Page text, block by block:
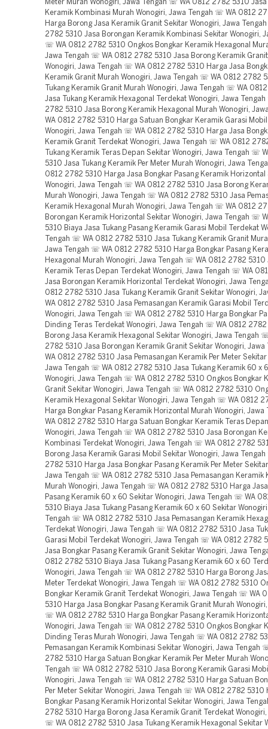
Meter Murah Wonogiri, Jawa Tengah ☏ WA 0812 2782 5310 Jasa
Keramik Kombinasi Murah Wonogiri, Jawa Tengah ☏ WA 0812
Harga Borong Jasa Keramik Granit Sekitar Wonogiri, Jawa
2782 5310 Jasa Borongan Keramik Kombinasi Sekitar Wonogiri,
☏ WA 0812 2782 5310 Ongkos Bongkar Keramik Hexagonal
Jawa Tengah ☏ WA 0812 2782 5310 Jasa Borong Keramik
Wonogiri, Jawa Tengah ☏ WA 0812 2782 5310 Harga Jasa
Keramik Granit Murah Wonogiri, Jawa Tengah ☏ WA 0812 2782
Tukang Keramik Granit Murah Wonogiri, Jawa Tengah ☏ WA
Jasa Tukang Keramik Hexagonal Terdekat Wonogiri, Jawa
2782 5310 Jasa Borong Keramik Hexagonal Murah Wonogiri,
WA 0812 2782 5310 Harga Satuan Bongkar Keramik Garasi
Wonogiri, Jawa Tengah ☏ WA 0812 2782 5310 Harga Jasa
Keramik Granit Terdekat Wonogiri, Jawa Tengah ☏ WA 0812
Tukang Keramik Teras Depan Sekitar Wonogiri, Jawa Tengah ☏
5310 Jasa Tukang Keramik Per Meter Murah Wonogiri, Jawa
0812 2782 5310 Harga Jasa Bongkar Pasang Keramik Horizontal
Wonogiri, Jawa Tengah ☏ WA 0812 2782 5310 Jasa Borong
Murah Wonogiri, Jawa Tengah ☏ WA 0812 2782 5310 Jasa
Keramik Hexagonal Murah Wonogiri, Jawa Tengah ☏ WA 0812
Borongan Keramik Horizontal Sekitar Wonogiri, Jawa Tengah ☏
5310 Biaya Jasa Tukang Pasang Keramik Garasi Mobil Terdekat
Tengah ☏ WA 0812 2782 5310 Jasa Tukang Keramik Granit
Jawa Tengah ☏ WA 0812 2782 5310 Harga Bongkar Pasang
Hexagonal Murah Wonogiri, Jawa Tengah ☏ WA 0812 2782 5310
Keramik Teras Depan Terdekat Wonogiri, Jawa Tengah ☏ WA
Jasa Borongan Keramik Horizontal Terdekat Wonogiri, Jawa
0812 2782 5310 Jasa Tukang Keramik Granit Sekitar Wonogiri,
WA 0812 2782 5310 Jasa Pemasangan Keramik Garasi Mobil
Wonogiri, Jawa Tengah ☏ WA 0812 2782 5310 Harga Bongkar
Dinding Teras Terdekat Wonogiri, Jawa Tengah ☏ WA 0812
Borong Jasa Keramik Hexagonal Sekitar Wonogiri, Jawa Tengah
2782 5310 Jasa Borongan Keramik Granit Sekitar Wonogiri,
WA 0812 2782 5310 Jasa Pemasangan Keramik Per Meter Sekitar
Jawa Tengah ☏ WA 0812 2782 5310 Jasa Tukang Keramik 60 x
Wonogiri, Jawa Tengah ☏ WA 0812 2782 5310 Ongkos Bongkar
Granit Sekitar Wonogiri, Jawa Tengah ☏ WA 0812 2782 5310
Keramik Hexagonal Sekitar Wonogiri, Jawa Tengah ☏ WA 0812
Harga Bongkar Pasang Keramik Horizontal Murah Wonogiri,
WA 0812 2782 5310 Harga Satuan Bongkar Keramik Teras
Wonogiri, Jawa Tengah ☏ WA 0812 2782 5310 Jasa Borongan
Kombinasi Terdekat Wonogiri, Jawa Tengah ☏ WA 0812 2782
Borong Jasa Keramik Garasi Mobil Sekitar Wonogiri, Jawa
2782 5310 Harga Jasa Bongkar Pasang Keramik Per Meter
Jawa Tengah ☏ WA 0812 2782 5310 Jasa Pemasangan Keramik
Murah Wonogiri, Jawa Tengah ☏ WA 0812 2782 5310 Harga
Pasang Keramik 60 x 60 Sekitar Wonogiri, Jawa Tengah ☏ WA
5310 Biaya Jasa Tukang Pasang Keramik 60 x 60 Sekitar
Tengah ☏ WA 0812 2782 5310 Jasa Pemasangan Keramik
Terdekat Wonogiri, Jawa Tengah ☏ WA 0812 2782 5310 Jasa
Garasi Mobil Terdekat Wonogiri, Jawa Tengah ☏ WA 0812 2782
Jasa Bongkar Pasang Keramik Granit Sekitar Wonogiri, Jawa
0812 2782 5310 Biaya Jasa Tukang Pasang Keramik 60 x 60
Wonogiri, Jawa Tengah ☏ WA 0812 2782 5310 Harga Borong
Meter Terdekat Wonogiri, Jawa Tengah ☏ WA 0812 2782 5310
Bongkar Keramik Granit Terdekat Wonogiri, Jawa Tengah ☏ WA
5310 Harga Jasa Bongkar Pasang Keramik Granit Murah
☏ WA 0812 2782 5310 Harga Bongkar Pasang Keramik
Wonogiri, Jawa Tengah ☏ WA 0812 2782 5310 Ongkos Bongkar
Dinding Teras Murah Wonogiri, Jawa Tengah ☏ WA 0812 2782
Pemasangan Keramik Kombinasi Sekitar Wonogiri, Jawa Tengah
2782 5310 Harga Satuan Bongkar Keramik Per Meter Murah
Tengah ☏ WA 0812 2782 5310 Jasa Borong Keramik Garasi
Wonogiri, Jawa Tengah ☏ WA 0812 2782 5310 Harga Satuan
Per Meter Sekitar Wonogiri, Jawa Tengah ☏ WA 0812 2782 5310
Bongkar Pasang Keramik Horizontal Sekitar Wonogiri, Jawa
2782 5310 Harga Borong Jasa Keramik Granit Terdekat Wonogiri,
☏ WA 0812 2782 5310 Jasa Tukang Keramik Hexagonal Sekitar